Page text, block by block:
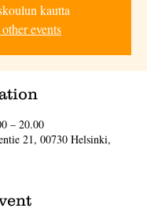
kautta
events
– 20.00
21, 00730 Helsinki,